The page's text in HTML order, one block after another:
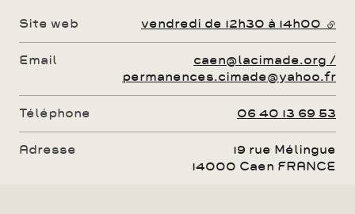
Site web vendredi de 12h30 à 14h00 -
Email
caen@lacimade.org /
permanences.cimade@yahoo.fr
Téléphone 06 40 13 69 53
Adresse
19 rue Mélingue
14000 Caen FRANCE